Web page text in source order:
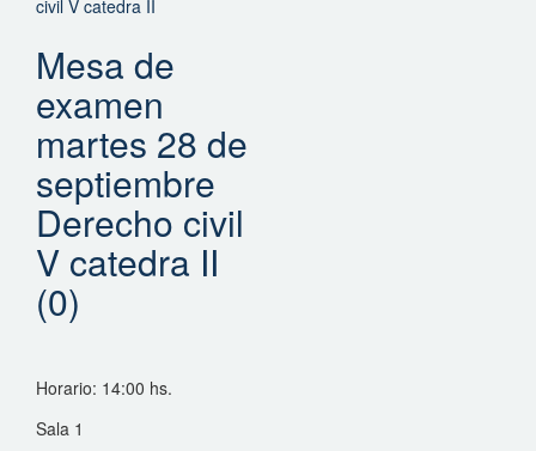
Mesa de
examen
martes 28 de
septiembre
Derecho civil
V catedra II
(0)
Horario: 14:00 hs.
Sala 1